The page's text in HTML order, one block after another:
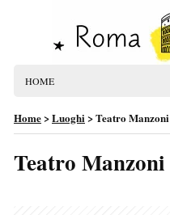
HOME
Home>Luoghi>Teatro Manzoni
Teatro Manzoni